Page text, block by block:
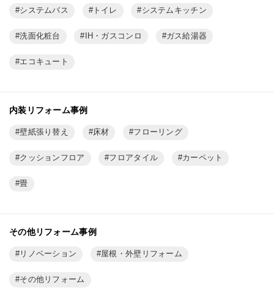
システムバス トイレ システムキッチン
洗面化粧台 IH・ガスコンロ ガス給湯器
エコキュート
内装リフォーム事例
壁紙張り替え 床材 フローリング
クッションフロア フロアタイル カーペット
畳
その他リフォーム事例
リノベーション 屋根・外壁リフォーム
その他リフォーム